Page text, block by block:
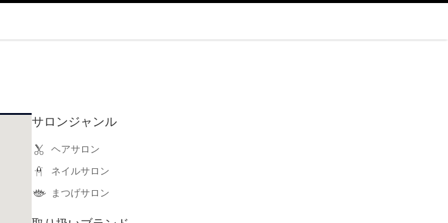
サロンジャンル
ヘアサロン
ネイルサロン
まつげサロン